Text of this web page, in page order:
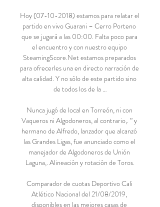
Hoy (07-10-2018) estamos para relatar el
partido en vivo Guarani – Cerro Porteno
que se jugará a las 00:00. Falta poco para
el encuentro y con nuestro equipo
SteamingScore.Net estamos preparados
para ofrecerles una en directo narración de
alta calidad. Y no sólo de este partido sino
de todos los de la …
Nunca jugó de local en Torreón, ni con
Vaqueros ni Algodoneros, al contrario,. ” y
hermano de Alfredo, lanzador que alcanzó
las Grandes Ligas, fue anunciado como el
manejador de Algodoneros de Unión
Laguna,. Alineación y rotación de Toros.
Comparador de cuotas Deportivo Cali
Atlético Nacional del 21/08/2019,
disponibles en las mejores casas de